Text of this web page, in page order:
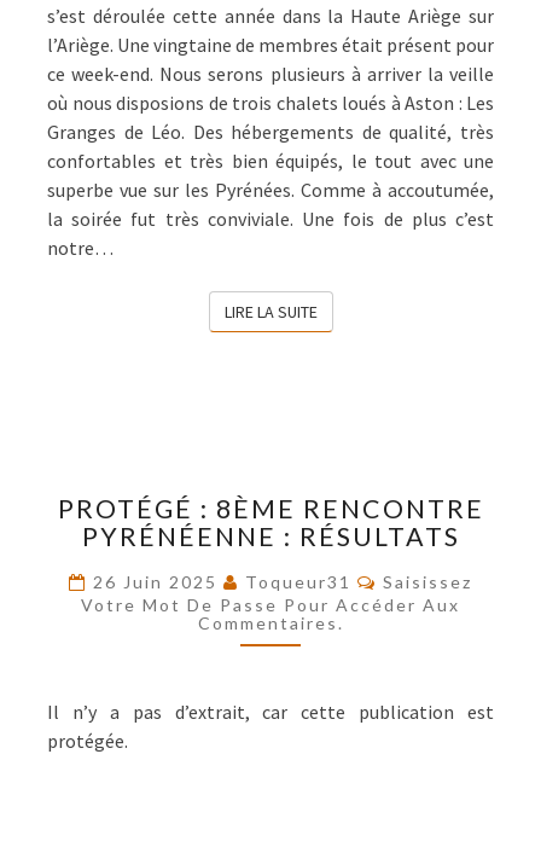
s’est déroulée cette année dans la Haute Ariège sur
l’Ariège. Une vingtaine de membres était présent pour
ce week-end. Nous serons plusieurs à arriver la veille
où nous disposions de trois chalets loués à Aston : Les
Granges de Léo. Des hébergements de qualité, très
confortables et très bien équipés, le tout avec une
superbe vue sur les Pyrénées. Comme à accoutumée,
la soirée fut très conviviale. Une fois de plus c’est
notre…
LIRE LA SUITELIRE LA SUITE
8ÈME
RENCONTRE
:
RÉSULTATS
PROTÉGÉ : 8ÈME RENCONTRE
PYRÉNÉENNE : RÉSULTATS
26 Juin 2025 Toqueur31 Commentaires
Saisissez
Votre Mot De Passe Pour Accéder Aux
Commentaires.
Il n’y a pas d’extrait, car cette publication est
protégée.